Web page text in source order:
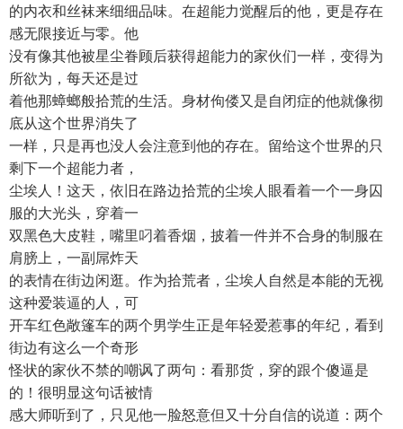
的内衣和丝袜来细细品味。在超能力觉醒后的他，更是存在
感无限接近与零。他
没有像其他被星尘眷顾后获得超能力的家伙们一样，变得为
所欲为，每天还是过
着他那蟑螂般拾荒的生活。身材佝偻又是自闭症的他就像彻
底从这个世界消失了
一样，只是再也没人会注意到他的存在。留给这个世界的只
剩下一个超能力者，
尘埃人！这天，依旧在路边拾荒的尘埃人眼看着一个一身囚
服的大光头，穿着一
双黑色大皮鞋，嘴里叼着香烟，披着一件并不合身的制服在
肩膀上，一副屌炸天
的表情在街边闲逛。作为拾荒者，尘埃人自然是本能的无视
这种爱装逼的人，可
开车红色敞篷车的两个男学生正是年轻爱惹事的年纪，看到
街边有这么一个奇形
怪状的家伙不禁的嘲讽了两句：看那货，穿的跟个傻逼是
的！很明显这句话被情
感大师听到了，只见他一脸怒意但又十分自信的说道：两个